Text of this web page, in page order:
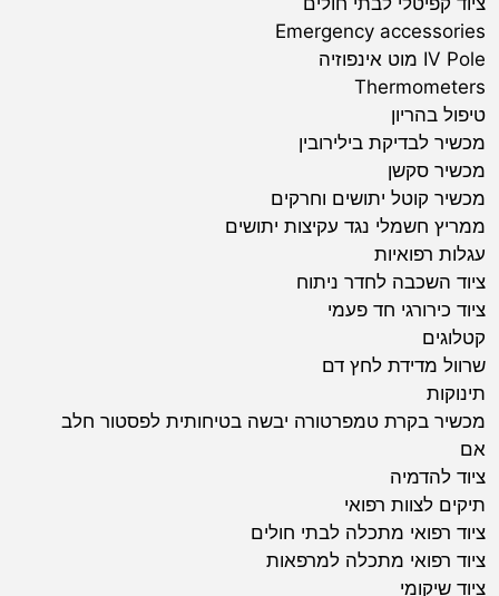
Emergency accessories
IV Pole מוט אינפוזיה
Thermometers
טיפול בהריון
מכשיר לבדיקת בילירובין
מכשיר סקשן
מכשיר קוטל יתושים וחרקים
ממריץ חשמלי נגד עקיצות יתושים
עגלות רפואיות
ציוד השכבה לחדר ניתוח
ציוד כירורגי חד פעמי
קטלוגים
שרוול מדידת לחץ דם
תינוקות
מכשיר בקרת טמפרטורה יבשה בטיחותית לפסטור חלב
אם
ציוד להדמיה
תיקים לצוות רפואי
ציוד רפואי מתכלה לבתי חולים
ציוד רפואי מתכלה למרפאות
ציוד שיקומי